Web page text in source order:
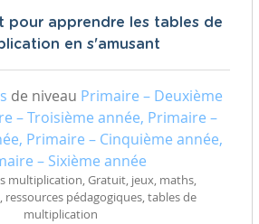
pour apprendre les tables de
en s'amusant
de niveau Primaire – Deuxième
– Troisième année, Primaire –
Primaire – Cinquième année,
– Sixième année
multiplication, Gratuit, jeux, maths,
pédagogiques, tables de
multiplication